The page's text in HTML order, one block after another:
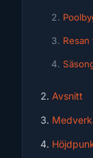
Resan
Avsnitt